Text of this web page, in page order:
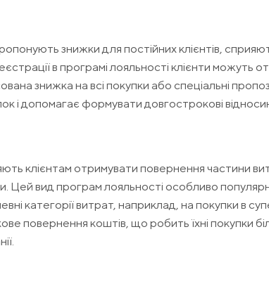
знижки для постійних клієнтів,
в програмі лояльності клієнти можуть
знижка на всі покупки або спеціальні
і допомагає формувати довгострокові
клієнтам отримувати повернення частини
Цей вид програм лояльності особливо
категорії витрат, наприклад, на покупки в
повернення коштів, що робить їхні покупки